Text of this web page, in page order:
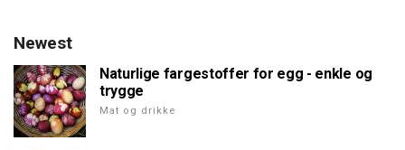
Newest
Naturlige fargestoffer for egg - enkle og
trygge
Mat og drikke